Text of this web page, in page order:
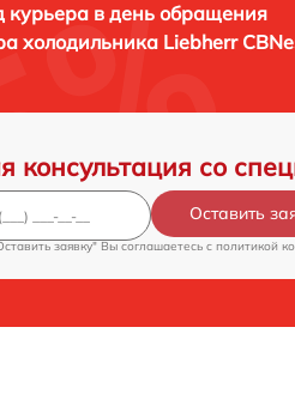
курьера в день обращения
холодильника Liebherr
консультация со
Оставить
заявку" Вы соглашаетесь c политикой